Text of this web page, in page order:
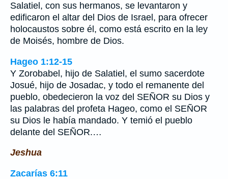
Salatiel, con sus hermanos, se levantaron y
edificaron el altar del Dios de Israel, para ofrecer
holocaustos sobre él, como está escrito en la ley
de Moisés, hombre de Dios.
Hageo 1:12-15
Y Zorobabel, hijo de Salatiel, el sumo sacerdote
Josué, hijo de Josadac, y todo el remanente del
pueblo, obedecieron la voz del SEÑOR su Dios y
las palabras del profeta Hageo, como el SEÑOR
su Dios le había mandado. Y temió el pueblo
delante del SEÑOR.…
Jeshua
Zacarías 6:11